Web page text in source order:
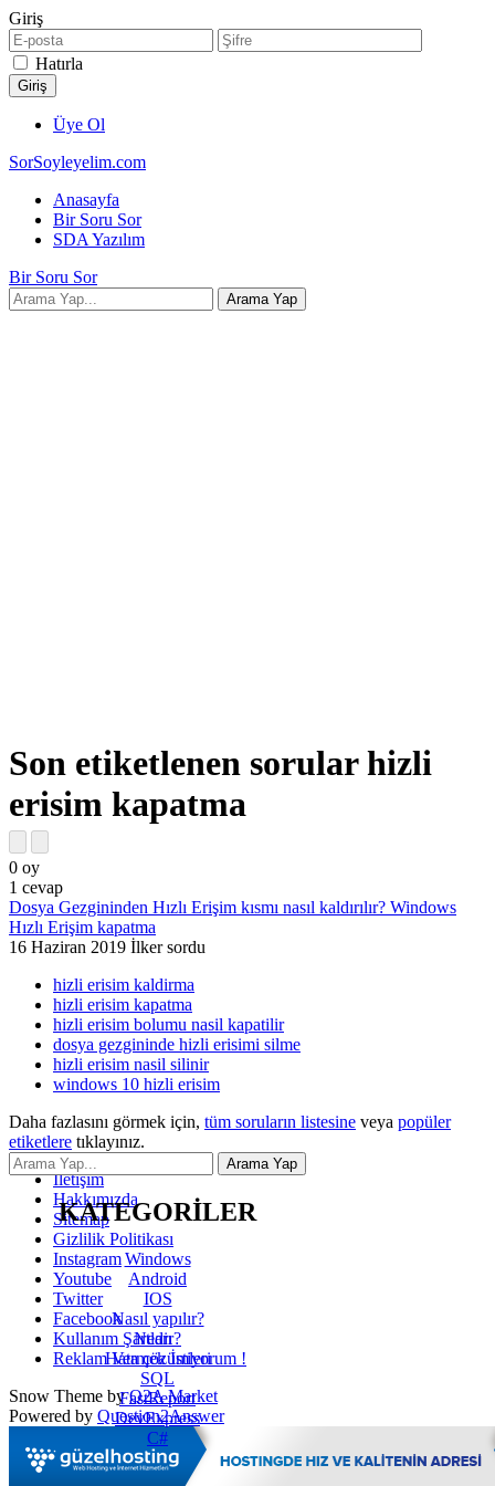
Giriş
Hatırla
Üye Ol
SorSoyleyelim.com
Anasayfa
Bir Soru Sor
SDA Yazılım
Bir Soru Sor
Son etiketlenen sorular hizli
erisim kapatma
0 oy
1 cevap
Dosya Gezgininden Hızlı Erişim kısmı nasıl kaldırılır? Windows
Hızlı Erişim kapatma
16 Haziran 2019 İlker sordu
hizli erisim kaldirma
hizli erisim kapatma
hizli erisim bolumu nasil kapatilir
dosya gezgininde hizli erisimi silme
hizli erisim nasil silinir
windows 10 hizli erisim
Daha fazlasını görmek için, tüm soruların listesine veya popüler
etiketlere tıklayınız.
KATEGORİLER
Windows
Android
IOS
Nasıl yapılır?
Nedir?
Hata çözümleri
SQL
FastReport
DevExpress
C#
İletişim
Hakkımızda
Sitemap
Gizlilik Politikası
Instagram
Youtube
Twitter
Facebook
Kullanım Şartları
Reklam Vermek İstiyorum !
Snow Theme byQ2A Market
Powered by Question2Answer